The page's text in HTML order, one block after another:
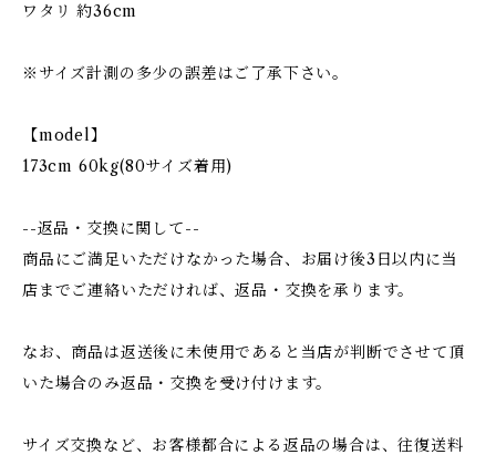
ワタリ 約36cm
※サイズ計測の多少の誤差はご了承下さい。
【model】
173cm 60kg(80サイズ着用)
--返品・交換に関して--
商品にご満足いただけなかった場合、お届け後3日以内に当
店までご連絡いただければ、返品・交換を承ります。
なお、商品は返送後に未使用であると当店が判断でさせて頂
いた場合のみ返品・交換を受け付けます。
サイズ交換など、お客様都合による返品の場合は、往復送料